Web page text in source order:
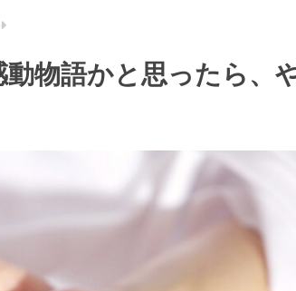
動物語かと思ったら、